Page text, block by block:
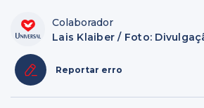
Colaborador
Lais Klaiber / Foto:
Reportar erro